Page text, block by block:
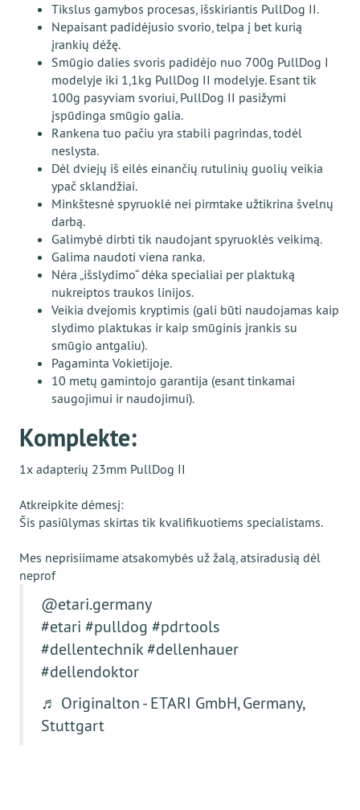
Tikslus gamybos procesas, išskiriantis PullDog II.
Nepaisant padidėjusio svorio, telpa į bet kurią
įrankių dėžę.
Smūgio dalies svoris padidėjo nuo 700g PullDog I
modelyje iki 1,1kg PullDog II modelyje. Esant tik
100g pasyviam svoriui, PullDog II pasižymi
įspūdinga smūgio galia.
Rankena tuo pačiu yra stabili pagrindas, todėl
neslysta.
Dėl dviejų iš eilės einančių rutulinių guolių veikia
ypač sklandžiai.
Minkštesnė spyruoklė nei pirmtake užtikrina švelnų
darbą.
Galimybė dirbti tik naudojant spyruoklės veikimą.
Galima naudoti viena ranka.
Nėra „išslydimo“ dėka specialiai per plaktuką
nukreiptos traukos linijos.
Veikia dvejomis kryptimis (gali būti naudojamas kaip
slydimo plaktukas ir kaip smūginis įrankis su
smūgio antgaliu).
Pagaminta Vokietijoje.
10 metų gamintojo garantija (esant tinkamai
saugojimui ir naudojimui).
Komplekte:
1x adapterių 23mm PullDog II
Atkreipkite dėmesį:
Šis pasiūlymas skirtas tik kvalifikuotiems specialistams.
Mes neprisiimame atsakomybės už žalą, atsiradusią dėl
neprof
@etari.germany
#etari #pulldog #pdrtools
#dellentechnik #dellenhauer
#dellendoktor
♬ Originalton - ETARI GmbH, Germany,
Stuttgart